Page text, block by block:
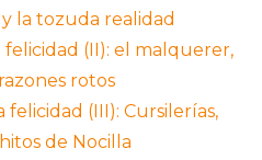
la tozuda realidad
felicidad (II): el malquerer,
rotos
felicidad (III): Cursilerías,
de Nocilla